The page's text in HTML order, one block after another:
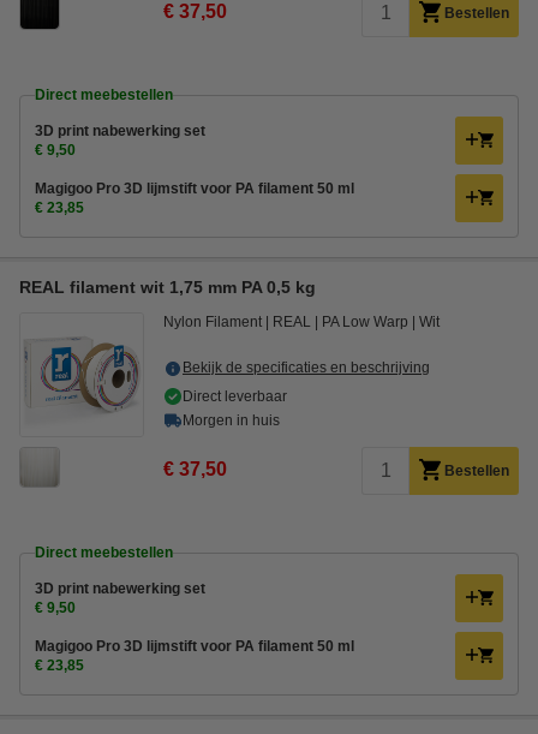
€ 37,50 Bestellen
Direct meebestellen
3D print nabewerking set
€ 9,50
Magigoo Pro 3D lijmstift voor PA filament 50 ml
€ 23,85
REAL filament wit 1,75 mm PA 0,5 kg
Nylon Filament REAL PA Low Warp Wit
Bekijk de specificaties en beschrijving
Direct leverbaar
Morgen in huis
€ 37,50 Bestellen
Direct meebestellen
3D print nabewerking set
€ 9,50
Magigoo Pro 3D lijmstift voor PA filament 50 ml
€ 23,85